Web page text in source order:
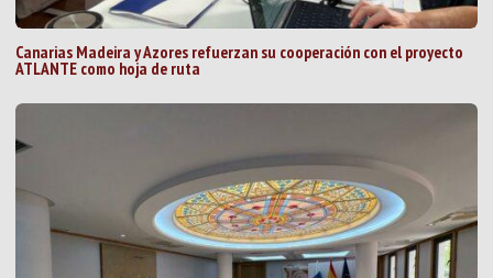
Canarias Madeira y Azores refuerzan su cooperación con el proyecto
ATLANTE como hoja de ruta